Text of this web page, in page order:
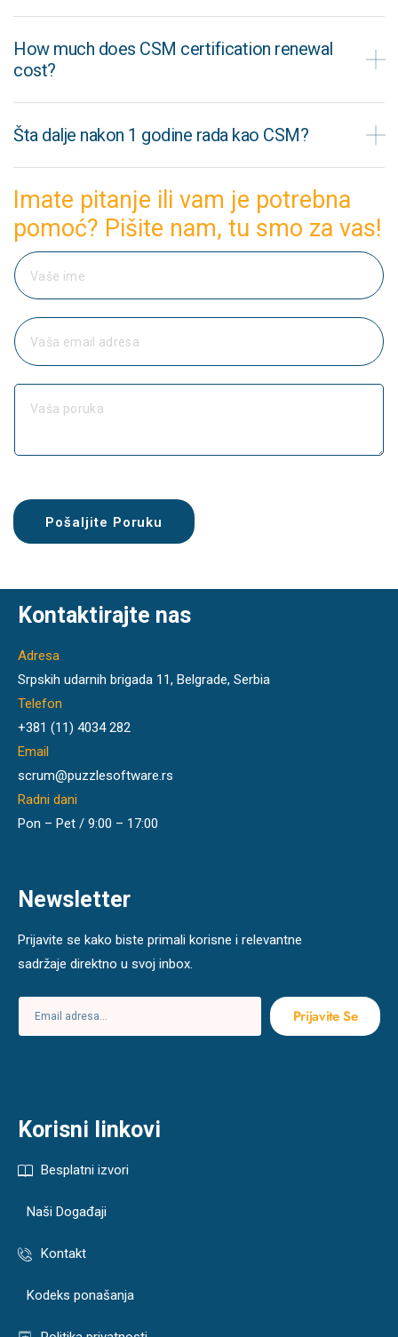
How much does CSM certification renewal
cost?
Šta dalje nakon 1 godine rada kao CSM?
Imate pitanje ili vam je potrebna
pomoć? Pišite nam, tu smo za vas!
V
a
š
m
e
V
a
š
e
l
r
e
s
K
n
r
i
o
u
a
*
Pošaljite Poruku
Kontaktirajte nas
Adresa
Srpskih udarnih brigada 11, Belgrade, Serbia
Telefon
+381 (11) 4034 282
Email
scrum@puzzlesoftware.rs
Radni dani
Pon – Pet / 9:00 – 17:00
Korisni linkovi
Besplatni izvori
Naši Događaji
Kontakt
Kodeks ponašanja
Newsletter
Prijavite se kako biste primali korisne i relevantne
sadržaje direktno u svoj inbox.
Prijavite Se